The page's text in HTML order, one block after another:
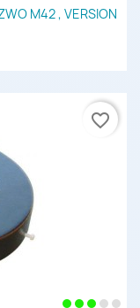
M42 , VERSION
favorite_border